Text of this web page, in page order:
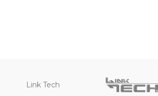
Link Tech